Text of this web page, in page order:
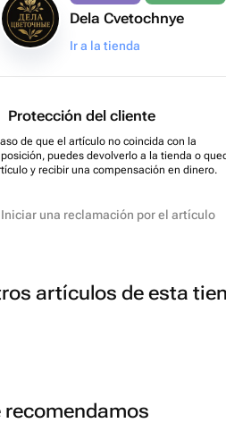
Dela Cvetochnye
Ir a la tienda
Protección del cliente
de que el artículo no coincida con la
puedes devolverlo a la tienda o
y recibir una compensación en dinero.
Iniciar una reclamación por el artículo
artículos de esta
recomendamos